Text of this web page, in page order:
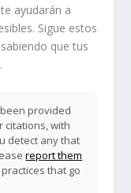
ayudarán a
Sigue estos
que tus
provided
citations, with
detect any that
report them
that go